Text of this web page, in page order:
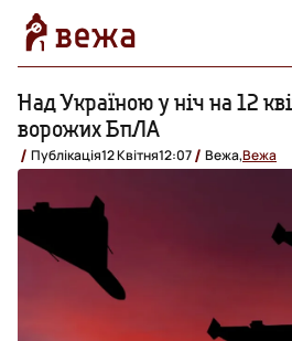
Над Україною у ніч на 12
ворожих БпЛА
Публікація12 Квітня12:07 Вежа,Вежа